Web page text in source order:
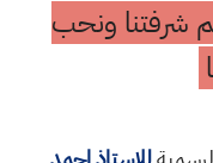
شرفتنا ونحب